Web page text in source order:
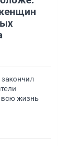
всю жизнь